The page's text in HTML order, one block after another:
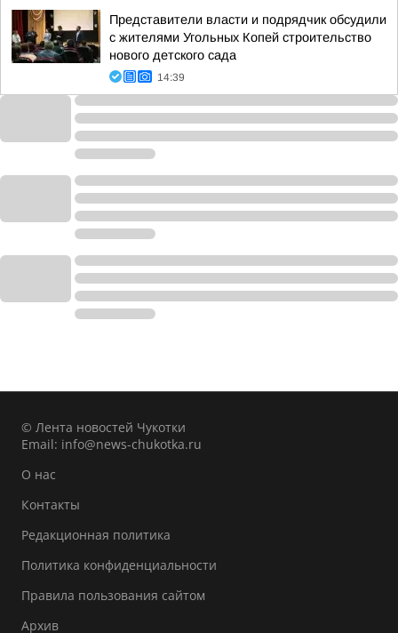
Представители власти и подрядчик обсудили
с жителями Угольных Копей строительство
нового детского сада
14:39
© Лента новостей Чукотки
Email: info@news-chukotka.ru
О нас
Контакты
Редакционная политика
Политика конфиденциальности
Правила пользования сайтом
Архив